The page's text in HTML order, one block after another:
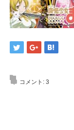
コメント: 3